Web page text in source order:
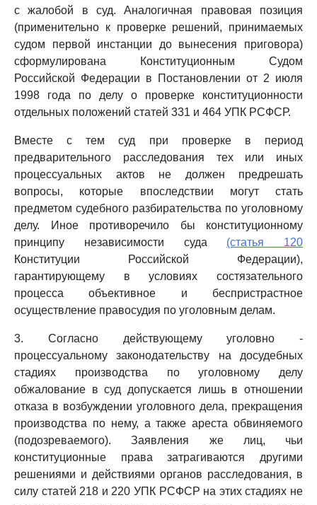
с жалобой в суд. Аналогичная правовая позиция
(применительно к проверке решений, принимаемых
судом первой инстанции до вынесения приговора)
сформулирована Конституционным Судом
Российской Федерации в Постановлении от 2 июля
1998 года по делу о проверке конституционности
отдельных положений статей 331 и 464 УПК РСФСР.
Вместе с тем суд при проверке в период
предварительного расследования тех или иных
процессуальных актов не должен предрешать
вопросы, которые впоследствии могут стать
предметом судебного разбирательства по уголовному
делу. Иное противоречило бы конституционному
принципу независимости суда (статья 120
Конституции Российской Федерации),
гарантирующему в условиях состязательного
процесса объективное и беспристрастное
осуществление правосудия по уголовным делам.
3. Согласно действующему уголовно -
процессуальному законодательству на досудебных
стадиях производства по уголовному делу
обжалование в суд допускается лишь в отношении
отказа в возбуждении уголовного дела, прекращения
производства по нему, а также ареста обвиняемого
(подозреваемого). Заявления же лиц, чьи
конституционные права затрагиваются другими
решениями и действиями органов расследования, в
силу статей 218 и 220 УПК РСФСР на этих стадиях не